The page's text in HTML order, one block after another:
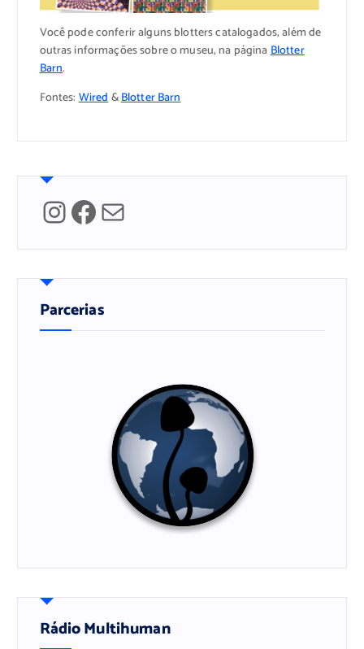
Você pode conferir alguns blotters catalogados, além de
outras informações sobre o museu, na páginaBlotter
Barn.
Fontes:Wired&Blotter Barn
InstagramFacebook Mail
Parcerias
Rádio Multihuman